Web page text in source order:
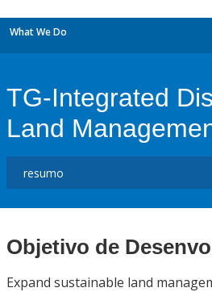
What We Do
TG-Integrated
Land
Objetivo de
Expand sustainable land